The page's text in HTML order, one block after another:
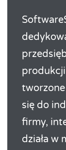
się do
firmy,
działa w